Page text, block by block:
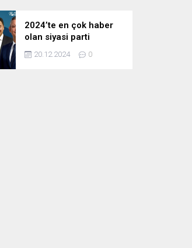
2024’te en çok haber
olan siyasi parti
liderleri! Zirvedeki isim
fark attı
20.12.2024 0